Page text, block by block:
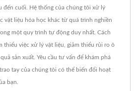
đến cuối. Hệ thống của chúng tôi xử lý
vật liệu hóa học khác từ quá trình nghiền
một quy trình tự động duy nhất. Cách
thiểu việc xử lý vật liệu, giảm thiểu rủi ro ô
sản xuất. Yêu cầu tư vấn để khám phá
tay của chúng tôi có thể biến đổi hoạt
bạn.